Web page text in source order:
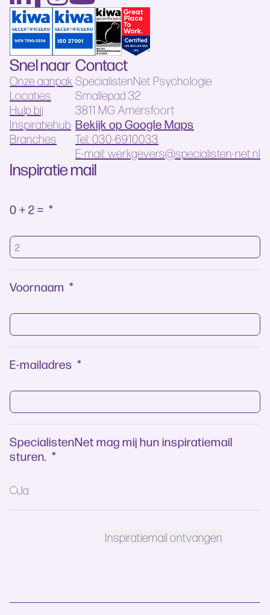
Snel naar
Onze aanpak
Locaties
Hulp bij
Inspiratiehub
Branches
Contact
SpecialistenNet Psychologie
Smallepad 32
3811 MG Amersfoort
Bekijk op Google Maps
Tel: 030-6910033
E-mail: werkgevers@specialisten-net.nl
Inspiratie mail
0 + 2 = *
Voornaam *
E-mailadres *
SpecialistenNet mag mij hun inspiratiemail
sturen. *
Ja